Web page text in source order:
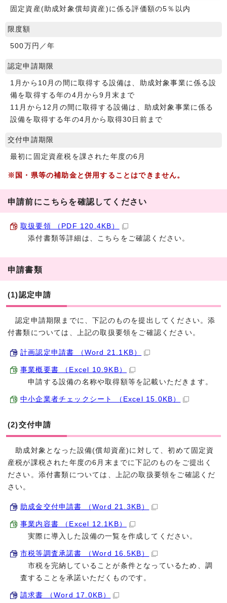
固定資産(助成対象償却資産)に係る評価額の5％以内
限度額
500万円／年
認定申請期限
1月から10月の間に取得する設備は、助成対象事業に係る設
備を取得する年の4月から9月末まで
11月から12月の間に取得する設備は、助成対象事業に係る
設備を取得する年の4月から取得30日前まで
交付申請期限
最初に固定資産税を課された年度の6月
※国・県等の補助金と併用することはできません。
申請前にこちらを確認してください
取扱要領 （PDF 120.4KB）
添付書類等詳細は、こちらをご確認ください。
申請書類
(1)認定申請
認定申請期限までに、下記のものを提出してください。添
付書類については、上記の取扱要領をご確認ください。
計画認定申請書 （Word 21.1KB）
事業概要書 （Excel 10.9KB）
申請する設備の名称や取得額等を記載いただきます。
中小企業者チェックシート （Excel 15.0KB）
(2)交付申請
助成対象となった設備(償却資産)に対して、初めて固定資
産税が課税された年度の6月末までに下記のものをご提出く
ださい。添付書類については、上記の取扱要領をご確認くだ
さい。
助成金交付申請書 （Word 21.3KB）
事業内容書 （Excel 12.1KB）
実際に導入した設備の一覧を作成してください。
市税等調査承諾書 （Word 16.5KB）
市税を完納していることが条件となっているため、調
査することを承諾いただくものです。
請求書 （Word 17.0KB）